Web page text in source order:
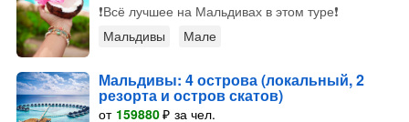
❗️Всё лучшее на Мальдивах в этом туре❗️
Мальдивы
Мале
Мальдивы: 4 острова (локальный, 2
резорта и остров скатов)
от 159880₽ за чел.